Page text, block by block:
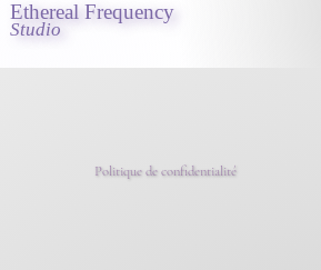
Ethereal Frequency
Studio
Politique de confidentialité